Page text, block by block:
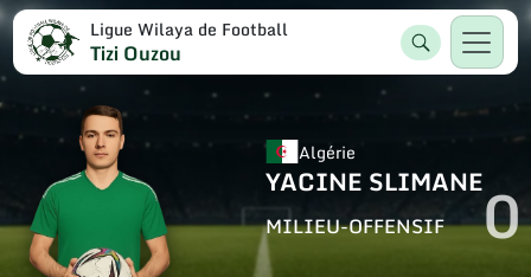
Ligue Wilaya de Football
Tizi Ouzou
Algérie
YACINE SLIMANE
MILIEU-OFFENSIF 0